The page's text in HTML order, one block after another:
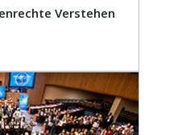
Verstehen